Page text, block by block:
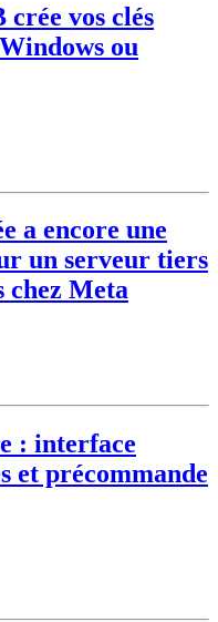
crée vos clés
ou
a encore une
un serveur tiers
chez Meta
: interface
et précommande